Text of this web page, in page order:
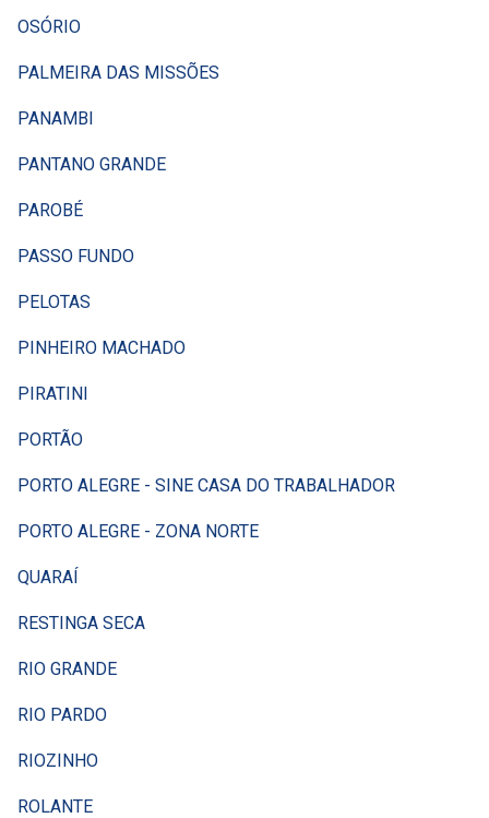
OSÓRIO
PALMEIRA DAS MISSÕES
PANAMBI
PANTANO GRANDE
PAROBÉ
PASSO FUNDO
PELOTAS
PINHEIRO MACHADO
PIRATINI
PORTÃO
PORTO ALEGRE - SINE CASA DO TRABALHADOR
PORTO ALEGRE - ZONA NORTE
QUARAÍ
RESTINGA SECA
RIO GRANDE
RIO PARDO
RIOZINHO
ROLANTE